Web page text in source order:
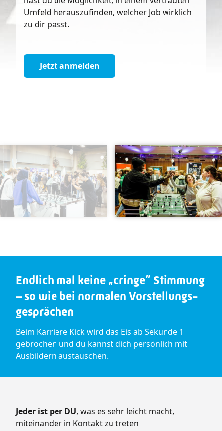
Umfeld herauszufinden, welcher Job wirklich
zu dir passt.
Jetzt anmelden
Endlich mal keine „cringe” Stimmung
– so wie bei normalen Vorstellungs­
ge­sprä­chen
Beim Karriere Kick wird das Eis ab Sekunde 1
gebrochen und du kannst dich persönlich mit
Ausbildern austauschen.
Jeder ist per DU, was es sehr leicht macht,
miteinander in Kontakt zu treten